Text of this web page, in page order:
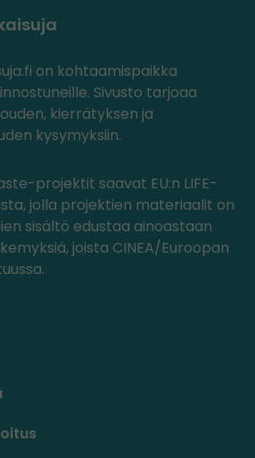
on kohtaamispaikka
Sivusto tarjoaa
kierrätyksen ja
kysymyksiin.
projektit saavat EU:n LIFE-
jolla projektien materiaalit on
sisältö edustaa ainoastaan
joista CINEA/Euroopan